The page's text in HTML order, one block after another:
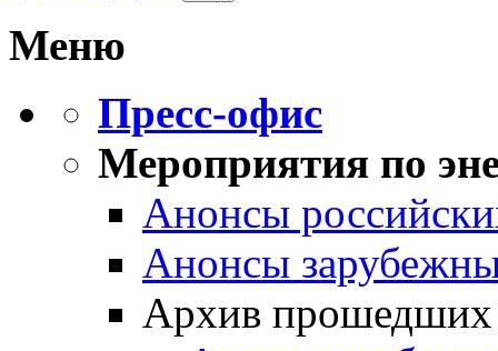
Меню
Пресс-офис
Мероприятия по
Анонсы
Анонсы
Архив прошедших